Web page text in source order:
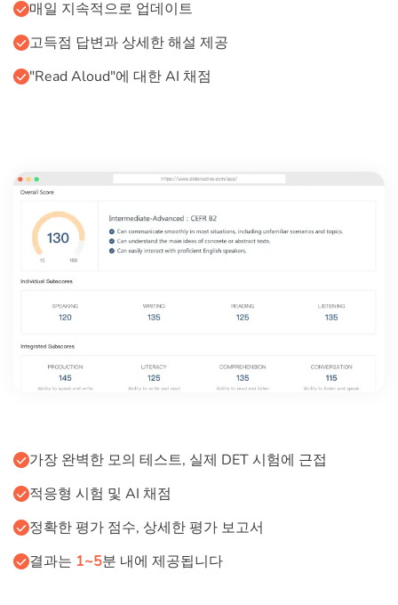
매일 지속적으로 업데이트
고득점 답변과 상세한 해설 제공
"Read Aloud"에 대한 AI 채점
가장 완벽한 모의 테스트, 실제 DET 시험에 근접
적응형 시험 및 AI 채점
정확한 평가 점수, 상세한 평가 보고서
결과는 1~5분 내에 제공됩니다